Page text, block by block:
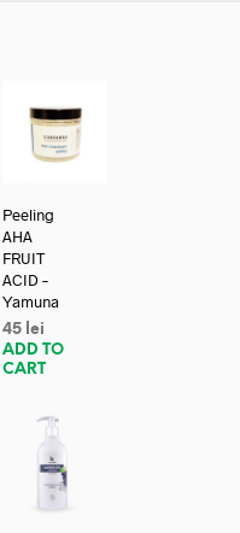
Peeling
AHA
FRUIT
ACID –
Yamuna
45 lei
ADD TO
CART